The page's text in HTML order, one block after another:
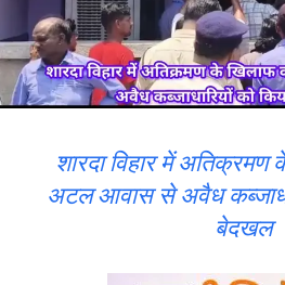
शारदा विहार में अतिक्रमण
अटल आवास से अवैध
बेदखल